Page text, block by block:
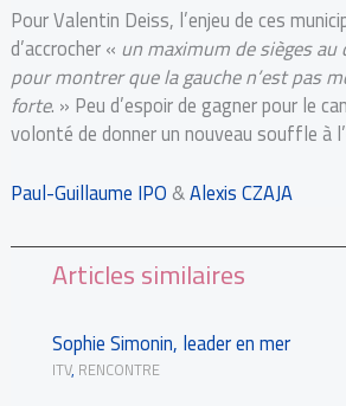
Pour Valentin Deiss, l’enjeu de ces
d’accrocher « un maximum de sièges
pour montrer que la gauche n’est pas
forte. » Peu d’espoir de gagner pour le
volonté de donner un nouveau souffle à
Paul-Guillaume IPO&Alexis CZAJA
Articles similaires
Sophie Simonin, leader en mer
ITV, RENCONTRE